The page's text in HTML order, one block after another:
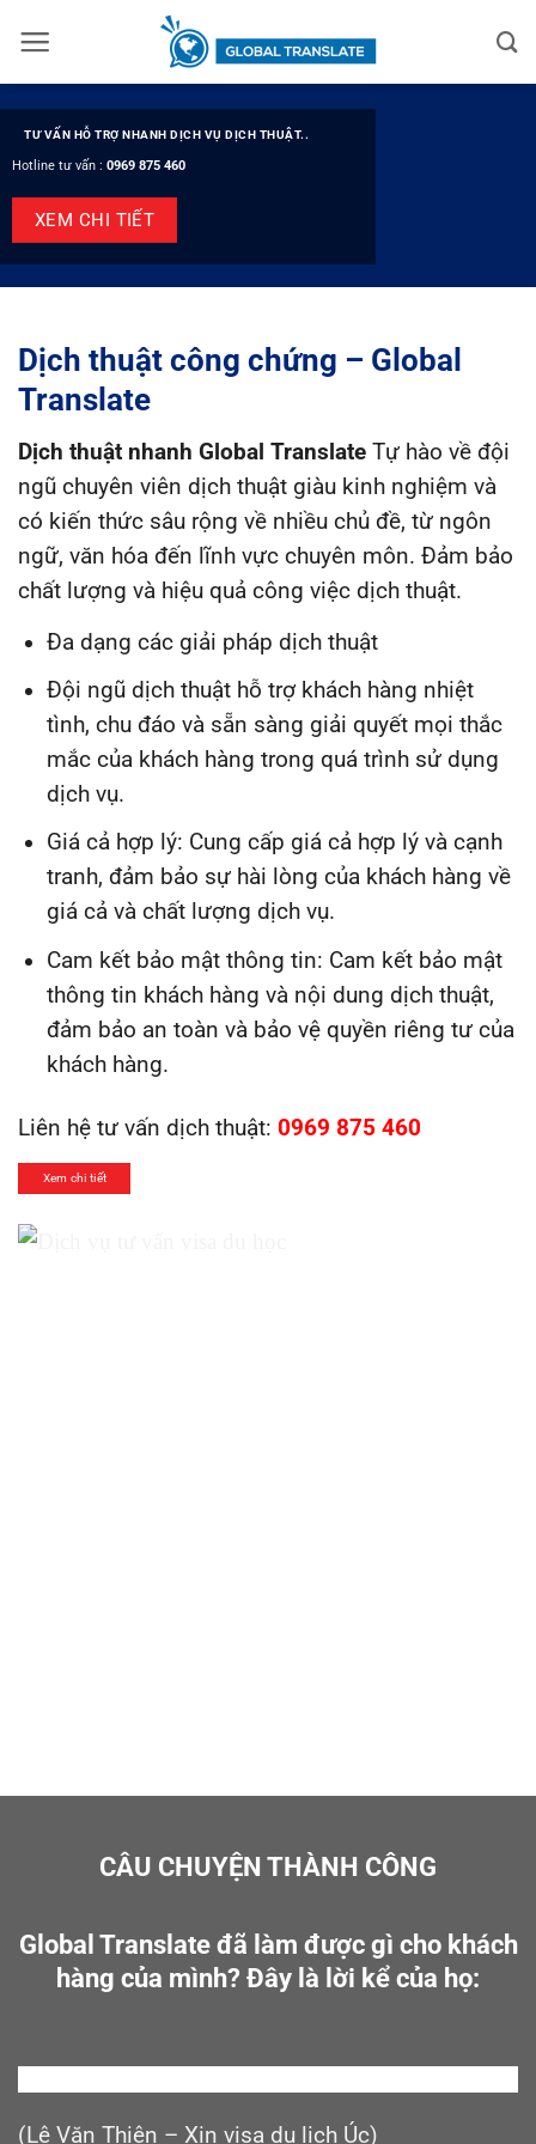
qua
nội
TƯ VẤN HỖ TRỢ NHANH DỊCH VỤ DỊCH THUẬT..
Hotline tư vấn : 0969 875 460
XEM CHI TIẾT
Dịch thuật công chứng – Global
Translate
Dịch thuật nhanh Global Translate Tự hào về đội
ngũ chuyên viên dịch thuật giàu kinh nghiệm và
có kiến thức sâu rộng về nhiều chủ đề, từ ngôn
ngữ, văn hóa đến lĩnh vực chuyên môn. Đảm bảo
chất lượng và hiệu quả công việc dịch thuật.
Đa dạng các giải pháp dịch thuật
Đội ngũ dịch thuật hỗ trợ khách hàng nhiệt
tình, chu đáo và sẵn sàng giải quyết mọi thắc
mắc của khách hàng trong quá trình sử dụng
dịch vụ.
Giá cả hợp lý: Cung cấp giá cả hợp lý và cạnh
tranh, đảm bảo sự hài lòng của khách hàng về
giá cả và chất lượng dịch vụ.
Cam kết bảo mật thông tin: Cam kết bảo mật
thông tin khách hàng và nội dung dịch thuật,
đảm bảo an toàn và bảo vệ quyền riêng tư của
khách hàng.
Liên hệ tư vấn dịch thuật: 0969 875 460
Xem chi tiết
CÂU CHUYỆN THÀNH CÔNG
Global Translateđã làm được gì cho khách
hàng của mình? Đây là lời kể của họ:
(Lê Văn Thiện – Xin visa du lịch Úc)